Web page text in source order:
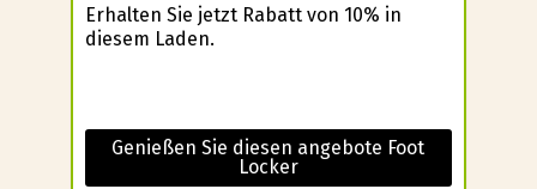
Erhalten Sie jetzt Rabatt von 10% in
diesem Laden.
Genießen Sie diesen angebote Foot
Locker